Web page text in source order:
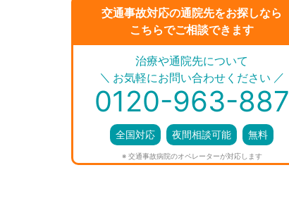
交通事故対応の通院先をお探しなら
こちらでご相談できます
＼ ／
治療や通院先について
お気軽にお問い合わせください
0120-963-887
全国対応 夜間相談可能 無料
※ 交通事故病院のオペレーターが対応します